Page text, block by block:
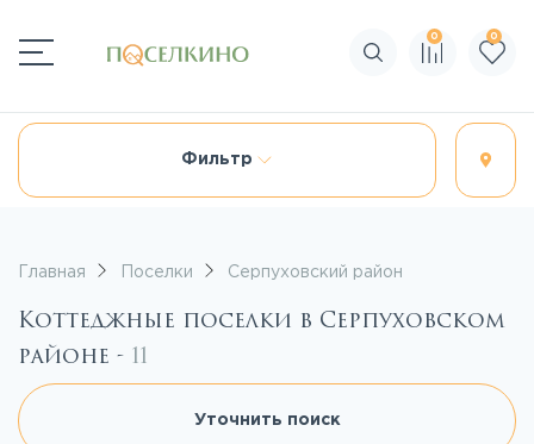
Поиск по сайту
0 0
Фильтр
Главная Поселки Серпуховский район
Коттеджные поселки в Серпуховском
районе - 11
Уточнить поиск